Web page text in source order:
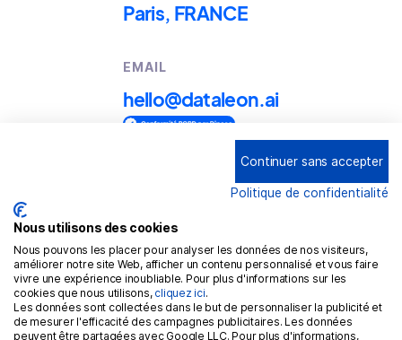
Paris, FRANCE
EMAIL
hello@dataleon.ai
Conditions générales d'utilisation
Mention légales
Politique de confidentialité
Politique de cookies
RGPD
Continuer sans accepter
Politique de confidentialité
Nous utilisons des cookies
Nous pouvons les placer pour analyser les données de nos visiteurs,
améliorer notre site Web, afficher un contenu personnalisé et vous faire
vivre une expérience inoubliable. Pour plus d'informations sur les
cookies que nous utilisons, cliquez ici.
Les données sont collectées dans le but de personnaliser la publicité et
de mesurer l'efficacité des campagnes publicitaires. Les données
peuvent être partagées avec Google LLC. Pour plus d'informations,